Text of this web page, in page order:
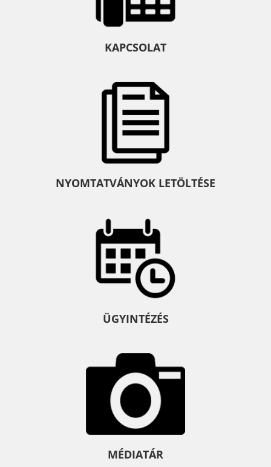
KAPCSOLAT
NYOMTATVÁNYOK LETÖLTÉSE
ÜGYINTÉZÉS
MÉDIATÁR